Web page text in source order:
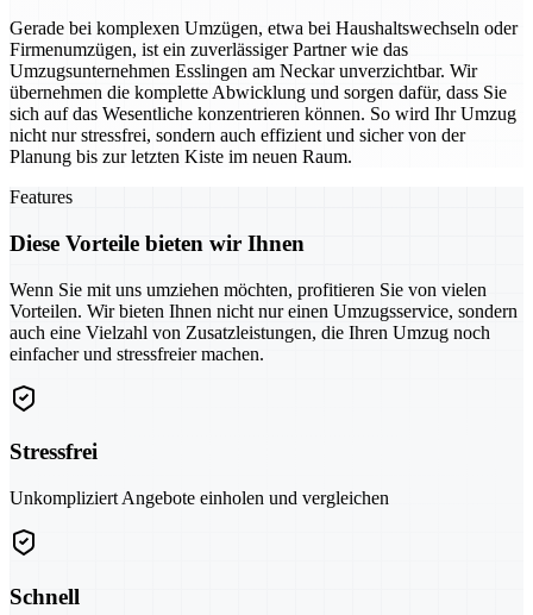
Gerade bei komplexen Umzügen, etwa bei Haushaltswechseln oder
Firmenumzügen, ist ein zuverlässiger Partner wie das
Umzugsunternehmen Esslingen am Neckar unverzichtbar. Wir
übernehmen die komplette Abwicklung und sorgen dafür, dass Sie
sich auf das Wesentliche konzentrieren können. So wird Ihr Umzug
nicht nur stressfrei, sondern auch effizient und sicher von der
Planung bis zur letzten Kiste im neuen Raum.
Features
Diese Vorteile bieten wir Ihnen
Wenn Sie mit uns umziehen möchten, profitieren Sie von vielen
Vorteilen. Wir bieten Ihnen nicht nur einen Umzugsservice, sondern
auch eine Vielzahl von Zusatzleistungen, die Ihren Umzug noch
einfacher und stressfreier machen.
Stressfrei
Unkompliziert Angebote einholen und vergleichen
Schnell